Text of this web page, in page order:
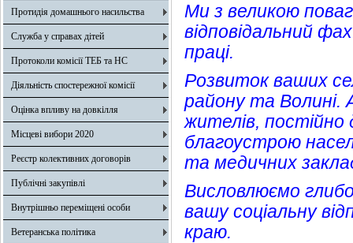
Протидія домашнього насильства
Служба у справах дітей
Протоколи комісії ТЕБ та НС
Діяльність спостережної комісії
Оцінка впливу на довкілля
Місцеві вибори 2020
Реєстр колективних договорів
Публічні закупівлі
Внутрішньо переміщені особи
Ветеранська політика
Ми з великою
відповідальний
праці.
Розвиток ваших
району та Волині.
жителів,
благоустрою
та медичних
Висловлюємо
вашу соціальну
краю.